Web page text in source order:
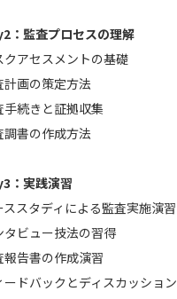
：監査プロセスの理解
クアセスメントの基礎
計画の策定方法
手続きと証拠収集
調書の作成方法
：実践演習
ススタディによる監査実施演習
タビュー技法の習得
報告書の作成演習
ードバックとディスカッション